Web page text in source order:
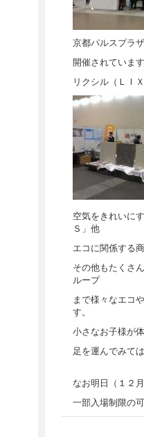
京都パルスプラ
開催されていま
リクシル（ＬＩ
空気をきれいに
Ｓ」他
エコに関係する
その他もたくさ
ループ
まで様々なエコ
す。
小さなお子様が
足を運んでみて
なお明日（１２
一部入場制限の